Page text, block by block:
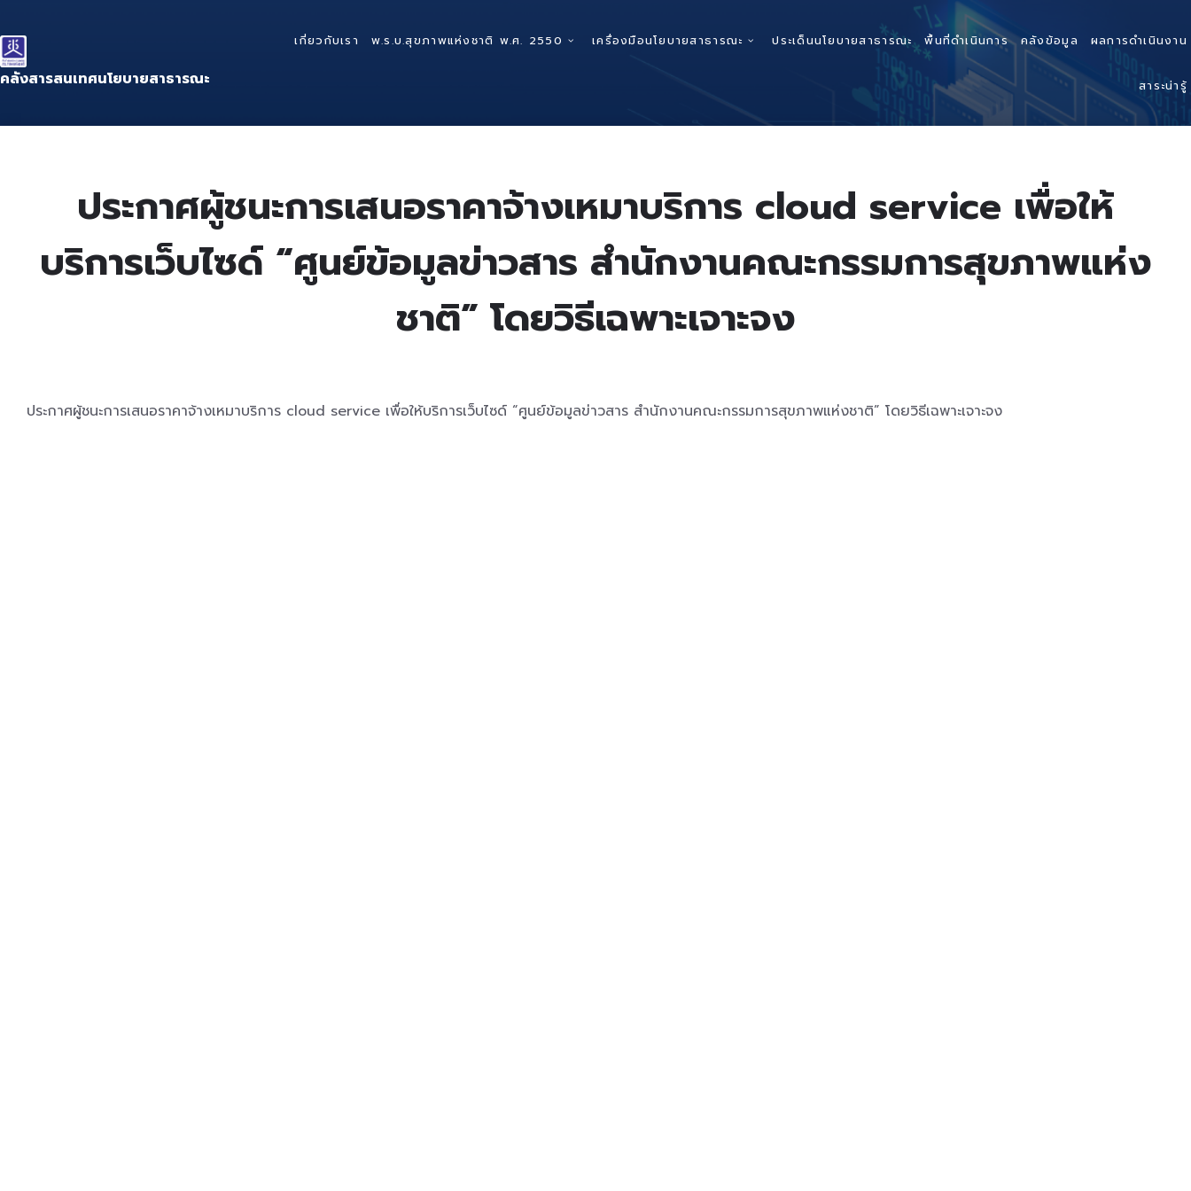
to
content
to
main
navigation
to
footer
คลังสารสนเทศนโยบายสาธารณะ
เกี่ยวกับเรา พ.ร.บ.สุขภาพแห่งชาติ พ.ศ. 2550 เครื่องมือนโยบายสาธารณะ ประเด็นนโยบายสาธารณะ พื้นที่ดำเนินการ คลังข้อมูล ผลการดำเนินงาน
สาระน่ารู้
ประกาศผู้ชนะการเสนอราคาจ้างเหมาบริการ cloud service เพื่อให้
บริการเว็บไซด์ “ศูนย์ข้อมูลข่าวสาร สำนักงานคณะกรรมการสุขภาพแห่ง
ชาติ” โดยวิธีเฉพาะเจาะจง
ประกาศผู้ชนะการเสนอราคาจ้างเหมาบริการ cloud service เพื่อให้บริการเว็บไซด์ “ศูนย์ข้อมูลข่าวสาร สำนักงานคณะกรรมการสุขภาพแห่งชาติ” โดยวิธีเฉพาะเจาะจง